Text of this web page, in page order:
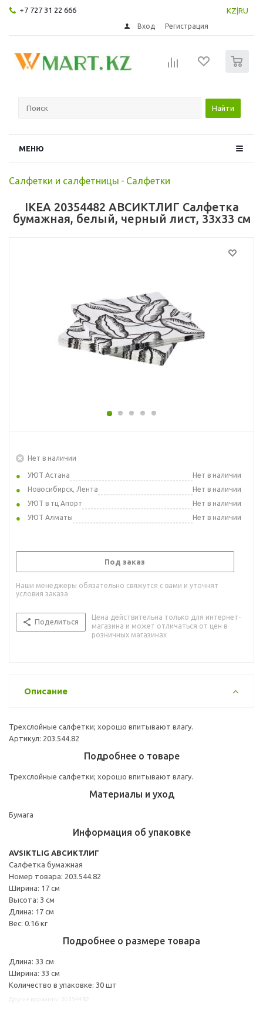
+7 727 31 22 666 KZ RU
Вход Регистрация
Найти
МЕНЮ
Салфетки и салфетницы - Салфетки
IKEA 20354482 АВСИКТЛИГ Салфетка
бумажная, белый, черный лист, 33x33 см
Нет в наличии
УЮТ Астана
Нет в наличии
Новосибирск, Лента
Нет в наличии
УЮТ в тц Апорт
Нет в наличии
УЮТ Алматы
Нет в наличии
Под заказ
Наши менеджеры обязательно свяжутся с вами и уточнят
условия заказа
Поделиться
Цена действительна только для интернет-
магазина и может отличаться от цен в
розничных магазинах
Описание
Трехслойные салфетки; хорошо впитывают влагу.
Артикул: 203.544.82
Подробнее о товаре
Трехслойные салфетки; хорошо впитывают влагу.
Материалы и уход
Бумага
Информация об упаковке
AVSIKTLIG АВСИКТЛИГ
Салфетка бумажная
Номер товара: 203.544.82
Ширина: 17 см
Высота: 3 см
Длина: 17 см
Вес: 0.16 кг
Подробнее о размере товара
Длина: 33 см
Ширина: 33 см
Количество в упаковке: 30 шт